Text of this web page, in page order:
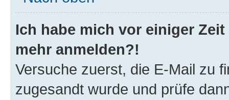
Ich habe mich vor einiger
mehr anmelden?!
Versuche zuerst, die E-Mail zu
zugesandt wurde und prüfe